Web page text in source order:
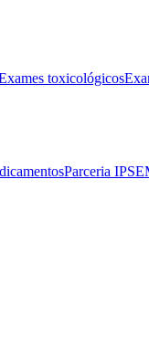
toxicológicos
Parceria